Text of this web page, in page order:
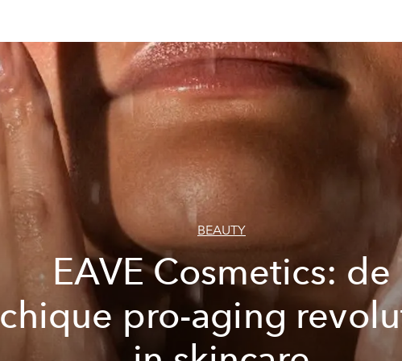
BEAUTY
EAVE Cosmetics: de
chique pro-aging